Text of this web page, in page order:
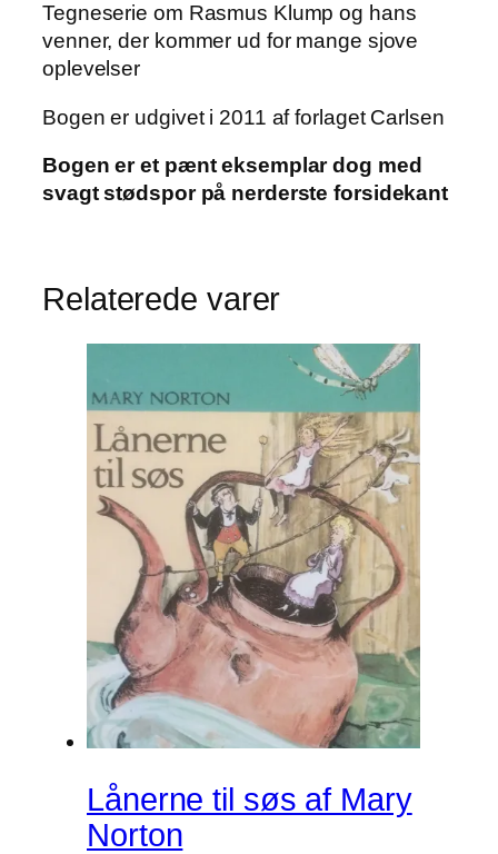
Tegneserie om Rasmus Klump og hans
venner, der kommer ud for mange sjove
oplevelser
Bogen er udgivet i 2011 af forlaget Carlsen
Bogen er et pænt eksemplar dog med
svagt stødspor på nerderste forsidekant
Relaterede varer
Lånerne til søs af Mary
Norton